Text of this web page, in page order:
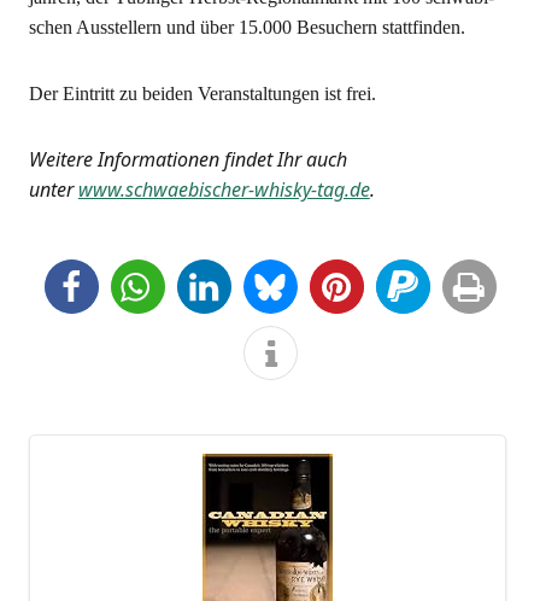
schen Aus­stel­lern und über 15.000 Besu­chern stattfinden.
Der Ein­tritt zu bei­den Ver­an­stal­tun­gen ist frei.
Wei­te­re Infor­ma­tio­nen fin­det Ihr auch
unterwww.schwaebischer-whisky-tag.de.